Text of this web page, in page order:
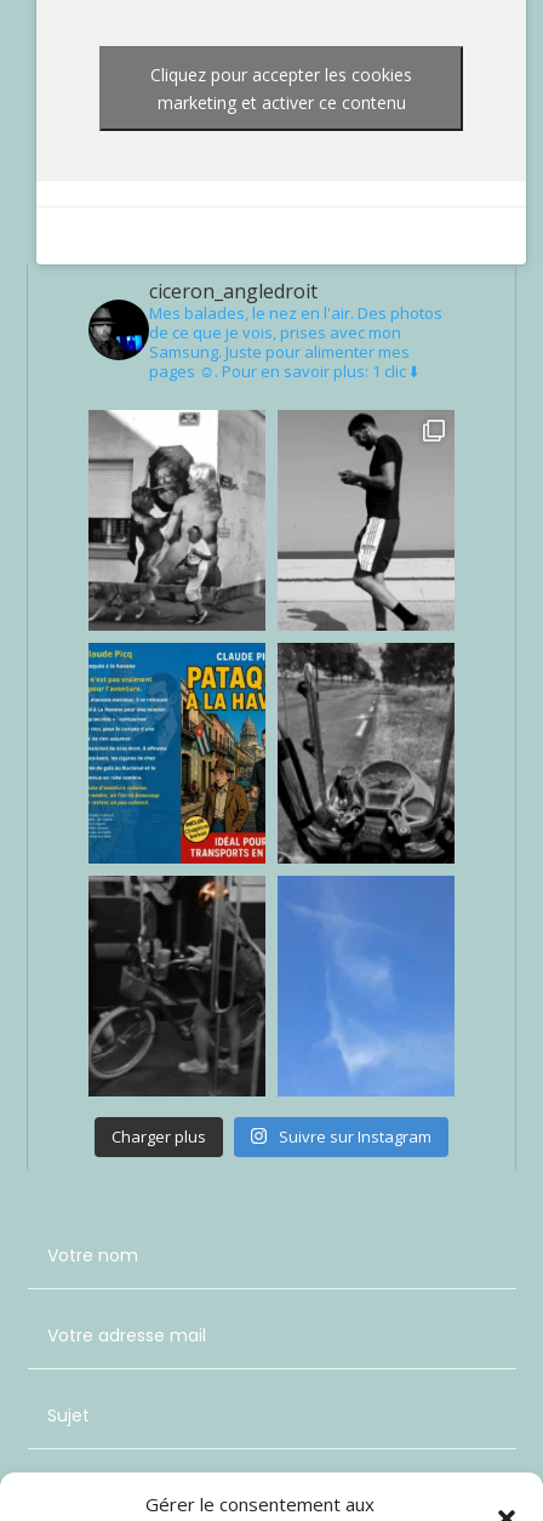
Gérer le consentement aux
Cliquez pour accepter les cookies
marketing et activer ce contenu
ciceron_angledroit
Mes balades, le nez en l'air. Des photos
de ce que je vois, prises avec mon
Samsung. Juste pour alimenter mes
pages ☺. Pour en savoir plus: 1 clic ⬇️
Charger plus Suivre sur Instagram